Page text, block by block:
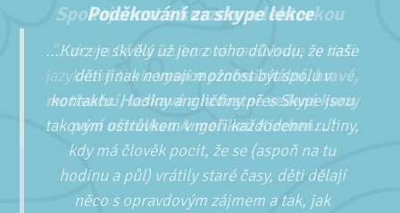
Poděkování za skype lekce
...Kurz je skvělý už jen z toho důvodu, že naše
děti jinak nemají možnost být spolu v
kontaktu. Hodiny angličtiny přes Skype jsou
takovým ostrůvkem v moři každodenní rutiny,
kdy má člověk pocit, že se (aspoň na tu
hodinu a půl) vrátily staré časy, děti dělají
něco s opravdovým zájmem a tak, jak